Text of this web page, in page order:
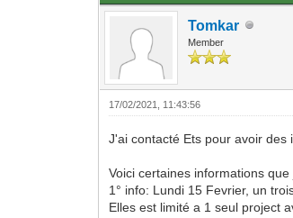
Tomkar
Member
17/02/2021, 11:43:56
J'ai contacté Ets pour avoir des
Voici certaines informations que
1° info: Lundi 15 Fevrier, un
Elles est limité a 1 seul project